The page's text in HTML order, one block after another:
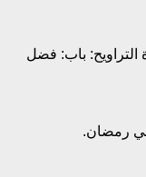
باب: فضل
رمضان.